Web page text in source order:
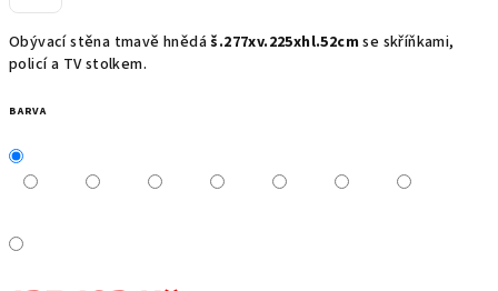
Obývací stěna tmavě hnědáš.277xv.225xhl.52cm se skříňkami,
policí a TV stolkem.
BARVA